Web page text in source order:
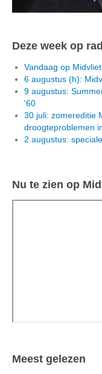
Deze week op
Vandaag op
6 augustus (h):
9 augustus:
'60
30 juli: zomereditie
droogteproblemen
2 augustus:
Nu te zien op
Meest gelezen